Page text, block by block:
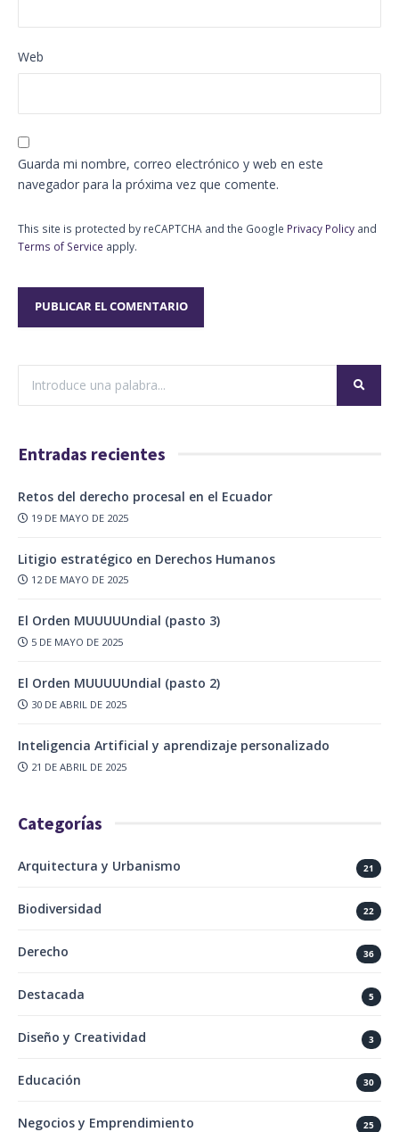
Web
Guarda mi nombre, correo electrónico y web en este
navegador para la próxima vez que comente.
This site is protected by reCAPTCHA and the Google Privacy Policy and
Terms of Service apply.
Entradas recientes
Retos del derecho procesal en el Ecuador
19 DE MAYO DE 2025
Litigio estratégico en Derechos Humanos
12 DE MAYO DE 2025
El Orden MUUUUUndial (pasto 3)
5 DE MAYO DE 2025
El Orden MUUUUUndial (pasto 2)
30 DE ABRIL DE 2025
Inteligencia Artificial y aprendizaje personalizado
21 DE ABRIL DE 2025
Categorías
Arquitectura y Urbanismo 21
Biodiversidad 22
Derecho 36
Destacada 5
Diseño y Creatividad 3
Educación 30
Negocios y Emprendimiento 25